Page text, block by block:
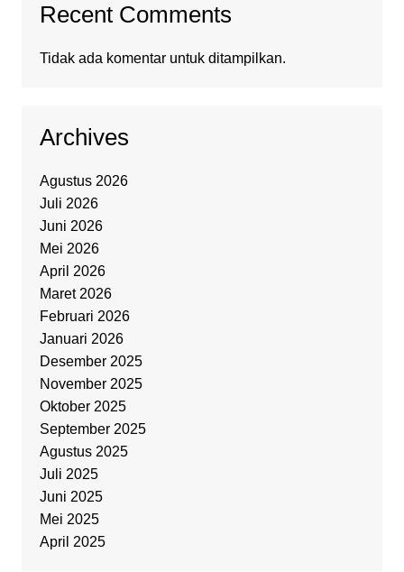
Recent Comments
Tidak ada komentar untuk ditampilkan.
Archives
Agustus 2026
Juli 2026
Juni 2026
Mei 2026
April 2026
Maret 2026
Februari 2026
Januari 2026
Desember 2025
November 2025
Oktober 2025
September 2025
Agustus 2025
Juli 2025
Juni 2025
Mei 2025
April 2025